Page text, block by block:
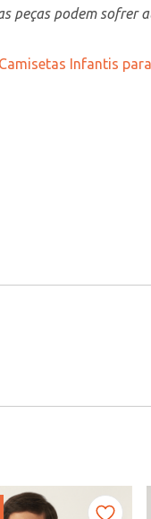
peças podem sofrer
Infantis